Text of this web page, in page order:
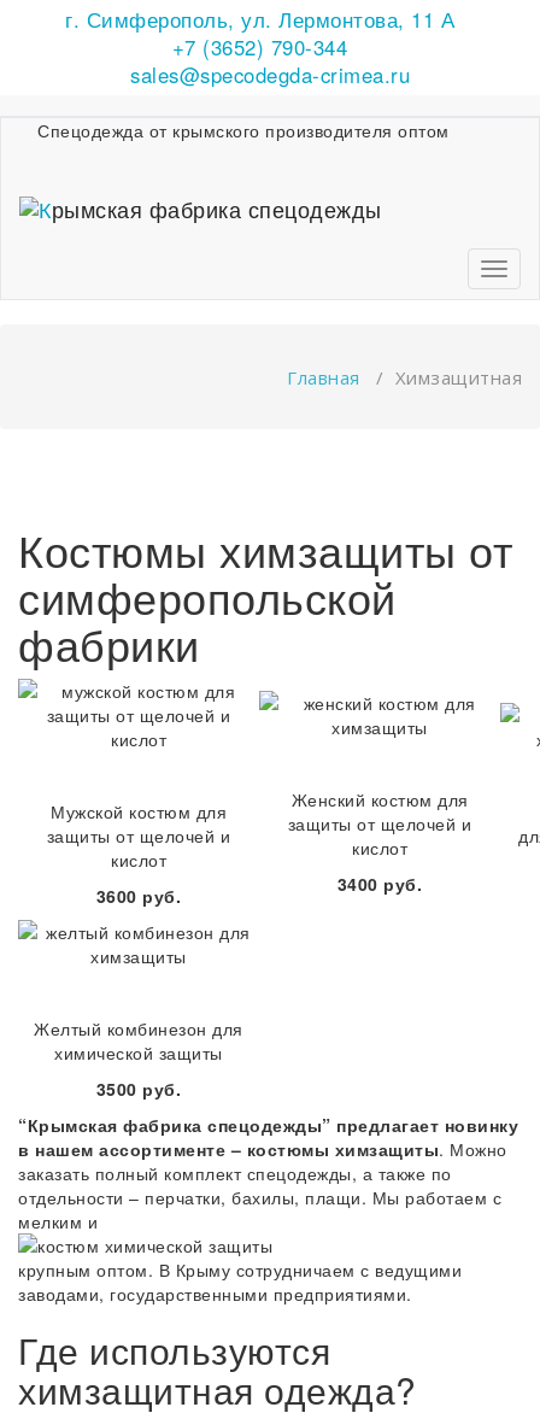
Перейтиг. Симферополь, ул. Лермонтова, 11 А
+7 (3652) 790-344
sales@specodegda-crimea.ru
Спецодежда от крымского производителя оптом
Главная / Химзащитная
Костюмы химзащиты от
симферопольской
фабрики
Мужской костюм для
защиты от щелочей и
кислот
3600 руб.
Женский костюм для
защиты от щелочей и
кислот
3400 руб.
Желтый комбинезон для
химической защиты
3500 руб.
“Крымская фабрика спецодежды” предлагает новинку
в нашем ассортименте – костюмы химзащиты. Можно
заказать полный комплект спецодежды, а также по
отдельности – перчатки, бахилы, плащи. Мы работаем с
мелким и
крупным оптом. В Крыму сотрудничаем с ведущими
заводами, государственными предприятиями.
Где используются
химзащитная одежда?